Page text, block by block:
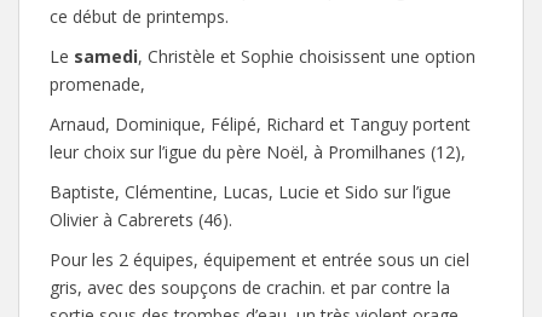
ce début de printemps.
Le samedi, Christèle et Sophie choisissent une option
promenade,
Arnaud, Dominique, Félipé, Richard et Tanguy portent
leur choix sur l’igue du père Noël, à Promilhanes (12),
Baptiste, Clémentine, Lucas, Lucie et Sido sur l’igue
Olivier à Cabrerets (46).
Pour les 2 équipes, équipement et entrée sous un ciel
gris, avec des soupçons de crachin. et par contre la